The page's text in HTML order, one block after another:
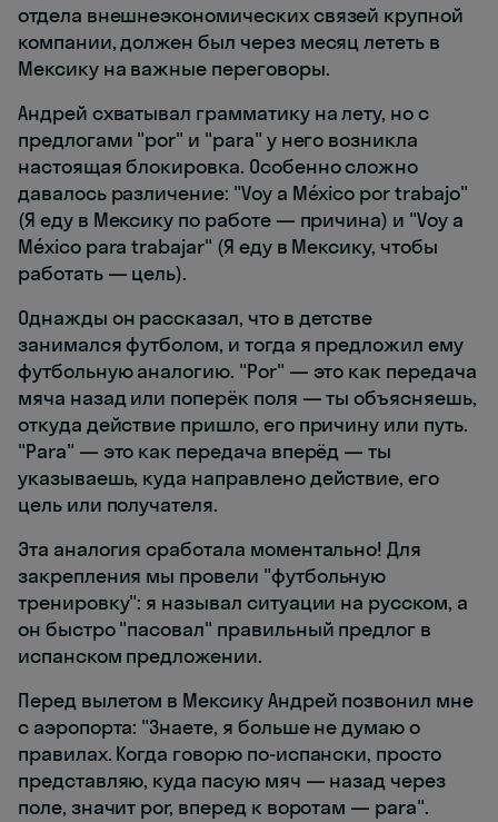
отдела внешнеэкономических связей крупной
компании, должен был через месяц лететь в
Мексику на важные переговоры.
Андрей схватывал грамматику на лету, но с
предлогами "por" и "para" у него возникла
настоящая блокировка. Особенно сложно
давалось различение: "Voy a México por trabajo"
(Я еду в Мексику по работе — причина) и "Voy a
México para trabajar" (Я еду в Мексику, чтобы
работать — цель).
Однажды он рассказал, что в детстве
занимался футболом, и тогда я предложил ему
футбольную аналогию. "Por" — это как передача
мяча назад или поперёк поля — ты объясняешь,
откуда действие пришло, его причину или путь.
"Para" — это как передача вперёд — ты
указываешь, куда направлено действие, его
цель или получателя.
Эта аналогия сработала моментально! Для
закрепления мы провели "футбольную
тренировку": я называл ситуации на русском, а
он быстро "пасовал" правильный предлог в
испанском предложении.
Перед вылетом в Мексику Андрей позвонил мне
с аэропорта: "Знаете, я больше не думаю о
правилах. Когда говорю по-испански, просто
представляю, куда пасую мяч — назад через
поле, значит por, вперед к воротам — para".